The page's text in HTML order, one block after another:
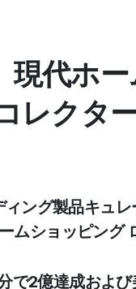
現代ホ
レクタ
ング製品キュレ
ムショッピング
で2億達成およ